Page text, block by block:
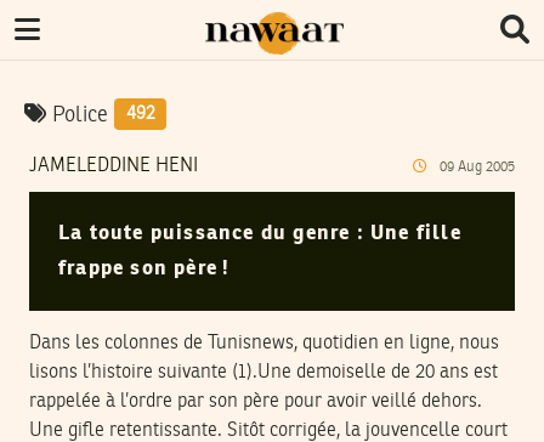
Police 492
JAMELEDDINE HENI 09 Aug 2005
La toute puissance du genre : Une fille
frappe son père !
Dans les colonnes de Tunisnews, quotidien en ligne, nous
lisons l’histoire suivante (1).Une demoiselle de 20 ans est
rappelée à l’ordre par son père pour avoir veillé dehors.
Une gifle retentissante. Sitôt corrigée, la jouvencelle court